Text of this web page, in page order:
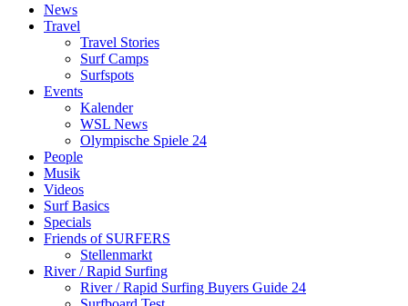
News
Travel
Travel Stories
Surf Camps
Surfspots
Events
Kalender
WSL News
Olympische Spiele 24
People
Musik
Videos
Surf Basics
Specials
Friends of SURFERS
Stellenmarkt
River / Rapid Surfing
River / Rapid Surfing Buyers Guide 24